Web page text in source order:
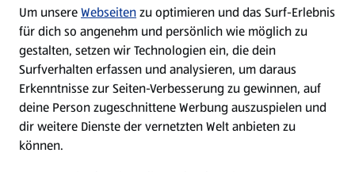
WhatsApp
Über ALDI SÜD
Filialen
Um unsereWebseitenzu optimieren und das Surf-Erlebnis
für dich so angenehm und persönlich wie möglich zu
gestalten, setzen wir Technologien ein, die dein
Surfverhalten erfassen und analysieren, um daraus
Erkenntnisse zur Seiten-Verbesserung zu gewinnen, auf
deine Person zugeschnittene Werbung auszuspielen und
dir weitere Dienste der vernetzten Welt anbieten zu
können.